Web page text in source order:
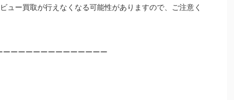
ュー買取が行えなくなる可能性がありますので、ご注意く
ーーーーーーーーーーーーー